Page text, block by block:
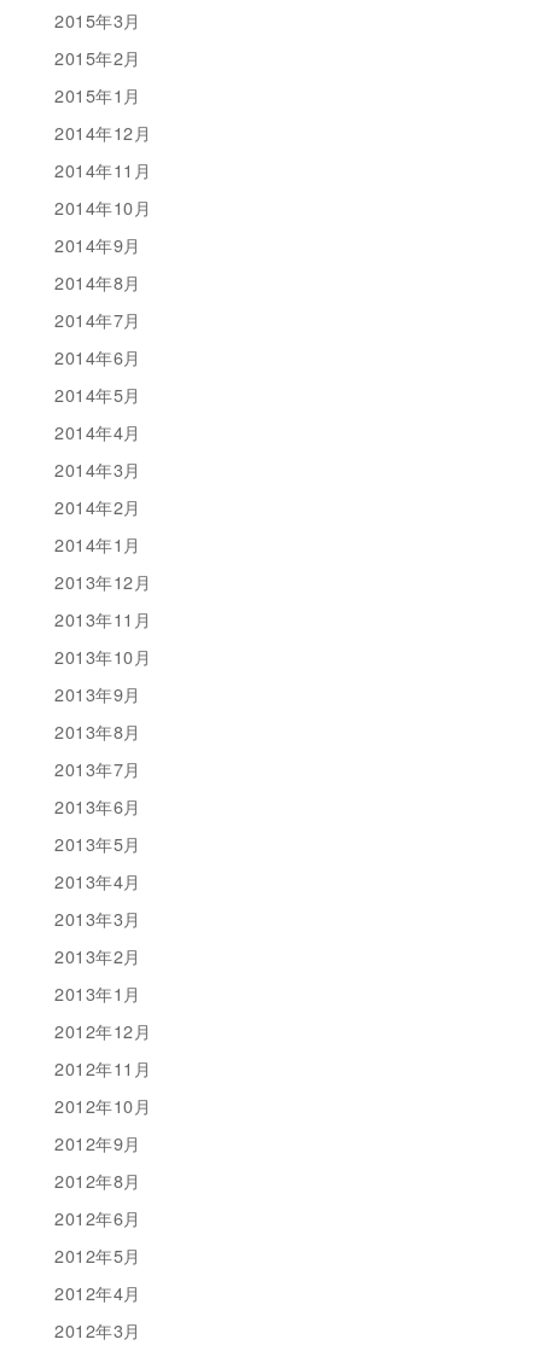
2015年3月
2015年2月
2015年1月
2014年12月
2014年11月
2014年10月
2014年9月
2014年8月
2014年7月
2014年6月
2014年5月
2014年4月
2014年3月
2014年2月
2014年1月
2013年12月
2013年11月
2013年10月
2013年9月
2013年8月
2013年7月
2013年6月
2013年5月
2013年4月
2013年3月
2013年2月
2013年1月
2012年12月
2012年11月
2012年10月
2012年9月
2012年8月
2012年6月
2012年5月
2012年4月
2012年3月